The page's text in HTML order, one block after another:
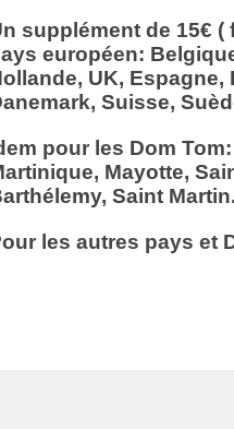
supplément de 15€
européen:
UK,
Suisse,
pour les Dom
Mayotte,
Saint
les autres pays et